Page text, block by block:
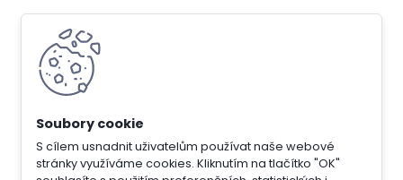
S cílem usnadnit uživatelům používat naše webové
stránky využíváme cookies. Kliknutím na tlačítko "OK"